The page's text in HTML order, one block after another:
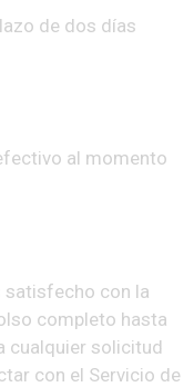
de dos días
al momento
satisfecho con la
completo hasta
cualquier solicitud
con el Servicio de